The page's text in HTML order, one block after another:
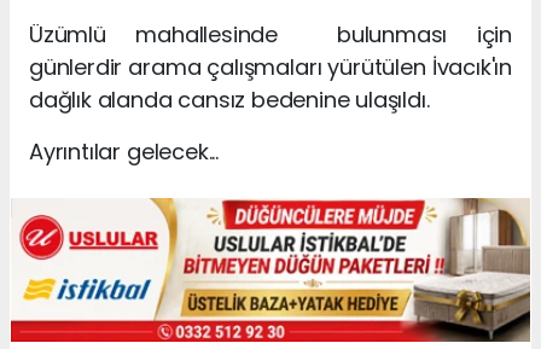
Üzümlü mahallesinde bulunması için
günlerdir arama çalışmaları yürütülen İvacık'ın
dağlık alanda cansız bedenine ulaşıldı.
Ayrıntılar gelecek...